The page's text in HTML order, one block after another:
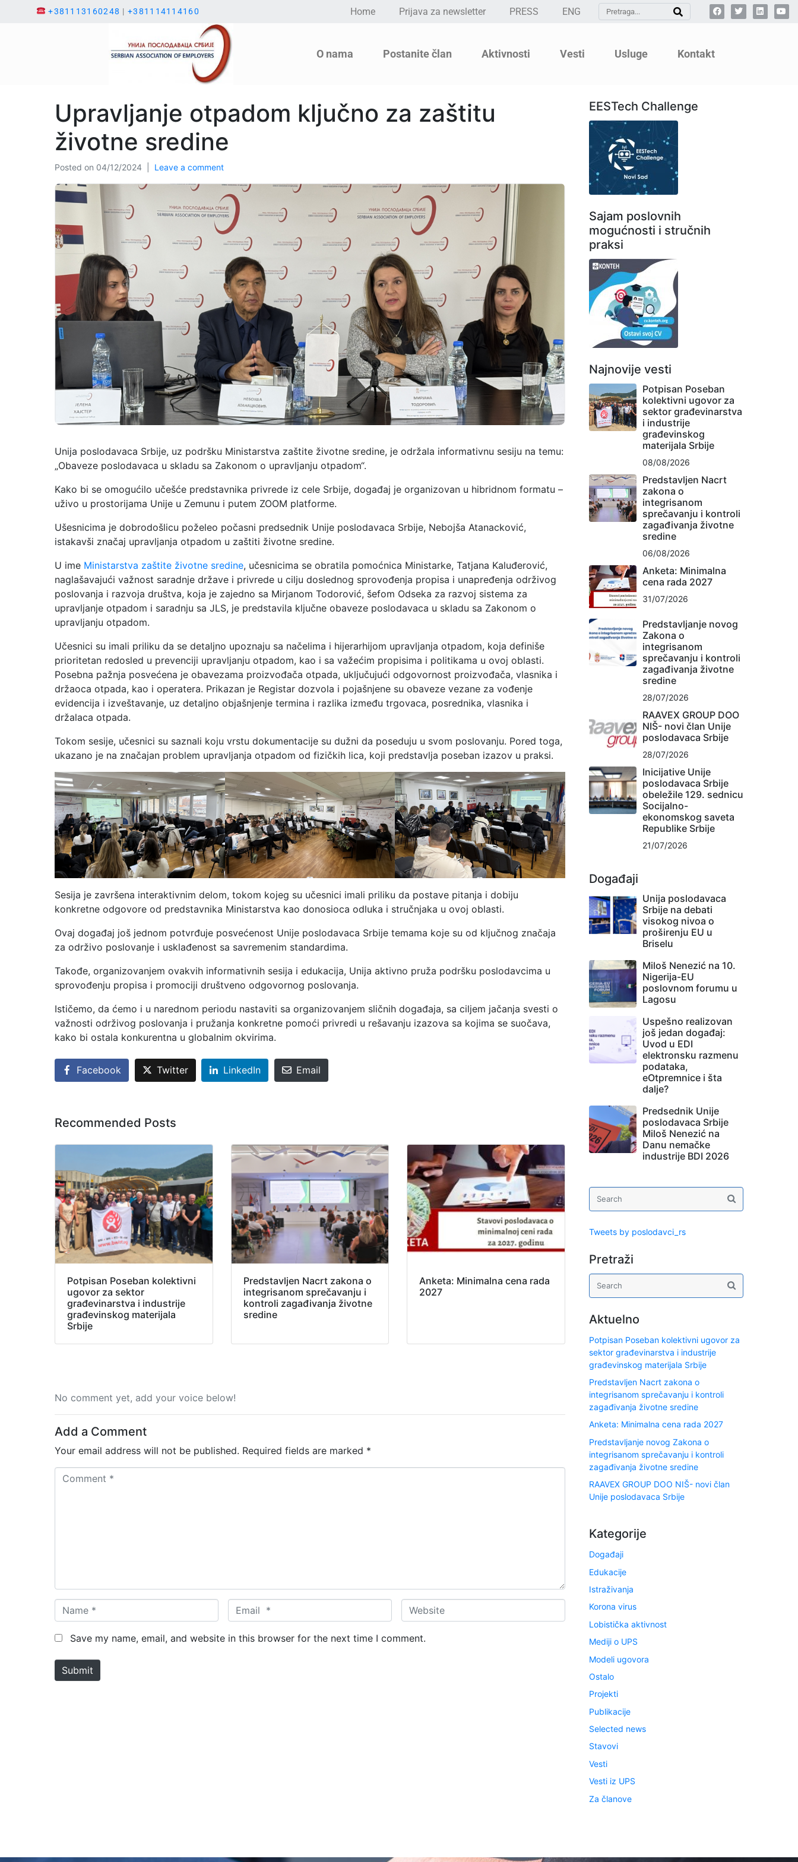
+381113160248 |+381114114160 Home Prijava za newsletter PRESS ENG
O nama Postanite član Aktivnosti Vesti Usluge Kontakt
Upravljanje otpadom ključno za zaštitu
životne sredine
Posted on 04/12/2024 Leave a comment
Unija poslodavaca Srbije, uz podršku Ministarstva zaštite životne sredine, je održala informativnu sesiju na temu:
„Obaveze poslodavaca u skladu sa Zakonom o upravljanju otpadom“.
Kako bi se omogućilo učešće predstavnika privrede iz cele Srbije, događaj je organizovan u hibridnom formatu –
uživo u prostorijama Unije u Zemunu i putem ZOOM platforme.
Ušesnicima je dobrodošlicu poželeo počasni predsednik Unije poslodavaca Srbije, Nebojša Atanacković,
istakavši značaj upravljanja otpadom u zaštiti životne sredine.
U ime Ministarstva zaštite životne sredine, učesnicima se obratila pomoćnica Ministarke, Tatjana Kaluđerović,
naglašavajući važnost saradnje države i privrede u cilju doslednog sprovođenja propisa i unapređenja održivog
poslovanja i razvoja društva, koja je zajedno sa Mirjanom Todorović, šefom Odseka za razvoj sistema za
upravljanje otpadom i saradnju sa JLS, je predstavila ključne obaveze poslodavaca u skladu sa Zakonom o
upravljanju otpadom.
Učesnici su imali priliku da se detaljno upoznaju sa načelima i hijerarhijom upravljanja otpadom, koja definiše
prioritetan redosled u prevenciji upravljanju otpadom, kao i sa važećim propisima i politikama u ovoj oblasti.
Posebna pažnja posvećena je obavezama proizvođača otpada, uključujući odgovornost proizvođača, vlasnika i
držaoca otpada, kao i operatera. Prikazan je Registar dozvola i pojašnjene su obaveze vezane za vođenje
evidencija i izveštavanje, uz detaljno objašnjenje termina i razlika između trgovaca, posrednika, vlasnika i
držalaca otpada.
Tokom sesije, učesnici su saznali koju vrstu dokumentacije su dužni da poseduju u svom poslovanju. Pored toga,
ukazano je na značajan problem upravljanja otpadom od fizičkih lica, koji predstavlja poseban izazov u praksi.
Sesija je završena interaktivnim delom, tokom kojeg su učesnici imali priliku da postave pitanja i dobiju
konkretne odgovore od predstavnika Ministarstva kao donosioca odluka i stručnjaka u ovoj oblasti.
Ovaj događaj još jednom potvrđuje posvećenost Unije poslodavaca Srbije temama koje su od ključnog značaja
za održivo poslovanje i usklađenost sa savremenim standardima.
Takođe, organizovanjem ovakvih informativnih sesija i edukacija, Unija aktivno pruža podršku poslodavcima u
sprovođenju propisa i promociji društveno odgovornog poslovanja.
Ističemo, da ćemo i u narednom periodu nastaviti sa organizovanjem sličnih događaja, sa ciljem jačanja svesti o
važnosti održivog poslovanja i pružanja konkretne pomoći privredi u rešavanju izazova sa kojima se suočava,
kako bi ostala konkurentna u globalnim okvirima.
Facebook Twitter LinkedIn Email
Recommended Posts
Potpisan Poseban kolektivni
ugovor za sektor
građevinarstva i industrije
građevinskog materijala
Srbije
Predstavljen Nacrt zakona o
integrisanom sprečavanju i
kontroli zagađivanja životne
sredine
Anketa: Minimalna cena rada
2027
No comment yet, add your voice below!
Add a Comment
Your email address will not be published. Required fields are marked *
a
m
*
m
a
W
e
b
Save my name, email, and website in this browser for the next time I comment.
Submit
EESTech Challenge
Sajam poslovnih
mogućnosti i stručnih
praksi
Najnovije vesti
Potpisan Poseban
kolektivni ugovor za
sektor građevinarstva
i industrije
građevinskog
materijala Srbije
08/08/2026
Predstavljen Nacrt
zakona o
integrisanom
sprečavanju i kontroli
zagađivanja životne
sredine
06/08/2026
Anketa: Minimalna
cena rada 2027
31/07/2026
Predstavljanje novog
Zakona o
integrisanom
sprečavanju i kontroli
zagađivanja životne
sredine
28/07/2026
RAAVEX GROUP DOO
NIŠ- novi član Unije
poslodavaca Srbije
28/07/2026
Inicijative Unije
poslodavaca Srbije
obeležile 129. sednicu
Socijalno-
ekonomskog saveta
Republike Srbije
21/07/2026
Događaji
Unija poslodavaca
Srbije na debati
visokog nivoa o
proširenju EU u
Briselu
Miloš Nenezić na 10.
Nigerija-EU
poslovnom forumu u
Lagosu
Uspešno realizovan
još jedan događaj:
Uvod u EDI
elektronsku razmenu
podataka,
eOtpremnice i šta
dalje?
Predsednik Unije
poslodavaca Srbije
Miloš Nenezić na
Danu nemačke
industrije BDI 2026
Tweets by poslodavci_rs
Pretraži
Aktuelno
Potpisan Poseban kolektivni ugovor za
sektor građevinarstva i industrije
građevinskog materijala Srbije
Predstavljen Nacrt zakona o
integrisanom sprečavanju i kontroli
zagađivanja životne sredine
Anketa: Minimalna cena rada 2027
Predstavljanje novog Zakona o
integrisanom sprečavanju i kontroli
zagađivanja životne sredine
RAAVEX GROUP DOO NIŠ- novi član
Unije poslodavaca Srbije
Kategorije
Događaji
Edukacije
Istraživanja
Korona virus
Lobistička aktivnost
Mediji o UPS
Modeli ugovora
Ostalo
Projekti
Publikacije
Selected news
Stavovi
Vesti
Vesti iz UPS
Za članove